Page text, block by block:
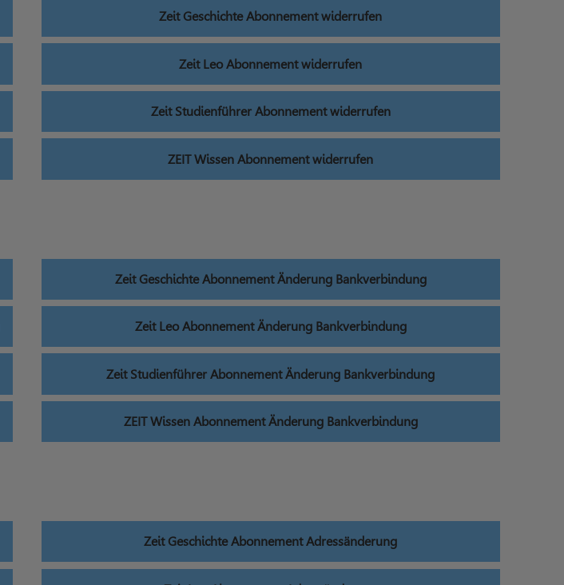
Zeit Geschichte Abonnement widerrufen
Zeit Leo Abonnement widerrufen
Zeit Studienführer Abonnement widerrufen
ZEIT Wissen Abonnement widerrufen
Zeit Geschichte Abonnement Änderung Bankverbindung
Zeit Leo Abonnement Änderung Bankverbindung
Zeit Studienführer Abonnement Änderung Bankverbindung
ZEIT Wissen Abonnement Änderung Bankverbindung
Zeit Geschichte Abonnement Adressänderung